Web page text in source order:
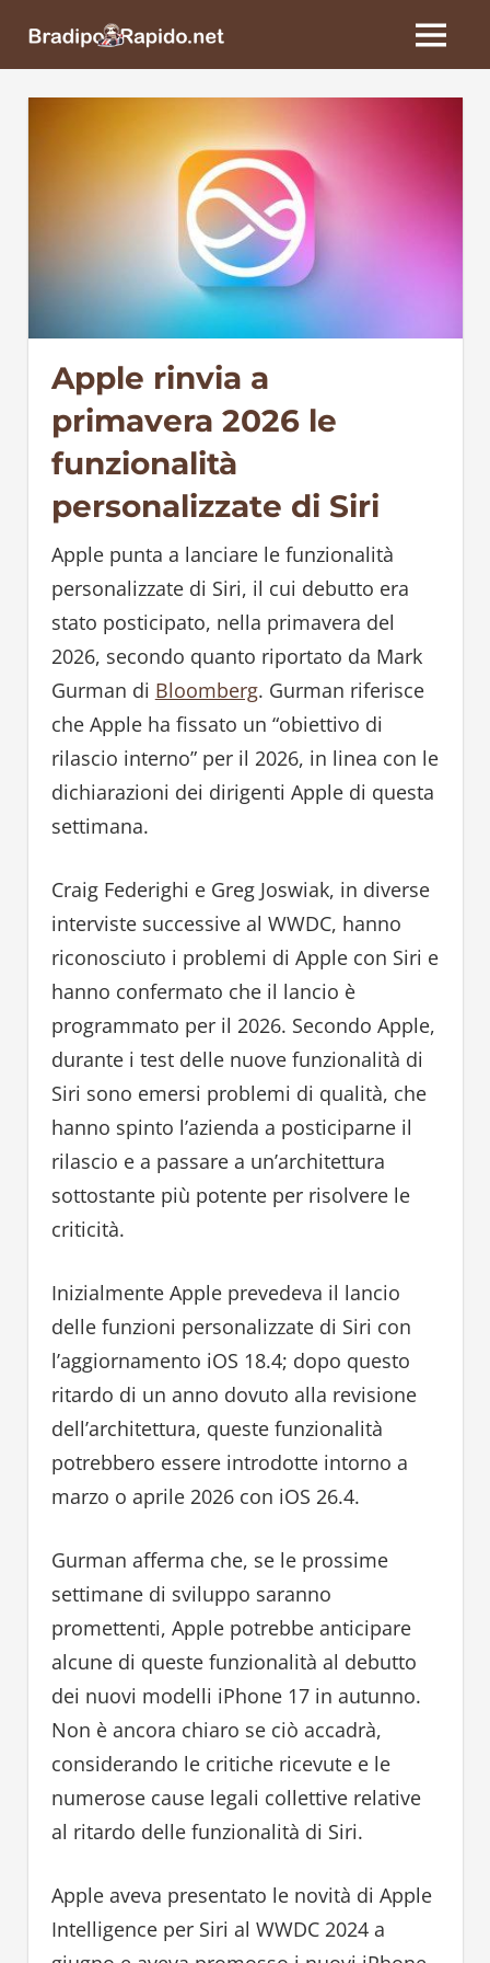
BradipoRapido.net
MENU
Apple rinvia a
primavera 2026 le
funzionalità
personalizzate di Siri
Apple punta a lanciare le funzionalità
personalizzate di Siri, il cui debutto era
stato posticipato, nella primavera del
2026, secondo quanto riportato da Mark
Gurman di Bloomberg. Gurman riferisce
che Apple ha fissato un “obiettivo di
rilascio interno” per il 2026, in linea con le
dichiarazioni dei dirigenti Apple di questa
settimana.
Craig Federighi e Greg Joswiak, in diverse
interviste successive al WWDC, hanno
riconosciuto i problemi di Apple con Siri e
hanno confermato che il lancio è
programmato per il 2026. Secondo Apple,
durante i test delle nuove funzionalità di
Siri sono emersi problemi di qualità, che
hanno spinto l’azienda a posticiparne il
rilascio e a passare a un’architettura
sottostante più potente per risolvere le
criticità.
Inizialmente Apple prevedeva il lancio
delle funzioni personalizzate di Siri con
l’aggiornamento iOS 18.4; dopo questo
ritardo di un anno dovuto alla revisione
dell’architettura, queste funzionalità
potrebbero essere introdotte intorno a
marzo o aprile 2026 con iOS 26.4.
Gurman afferma che, se le prossime
settimane di sviluppo saranno
promettenti, Apple potrebbe anticipare
alcune di queste funzionalità al debutto
dei nuovi modelli iPhone 17 in autunno.
Non è ancora chiaro se ciò accadrà,
considerando le critiche ricevute e le
numerose cause legali collettive relative
al ritardo delle funzionalità di Siri.
Apple aveva presentato le novità di Apple
Intelligence per Siri al WWDC 2024 a